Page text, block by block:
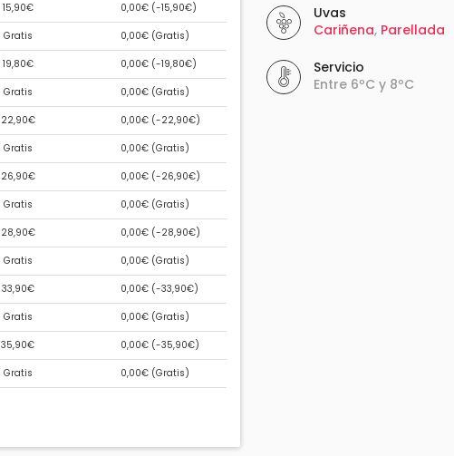
15,90€ 0,00€ (-15,90€)
Gratis 0,00€ (Gratis)
19,80€ 0,00€ (-19,80€)
Gratis 0,00€ (Gratis)
22,90€ 0,00€ (-22,90€)
Gratis 0,00€ (Gratis)
26,90€ 0,00€ (-26,90€)
Gratis 0,00€ (Gratis)
28,90€ 0,00€ (-28,90€)
Gratis 0,00€ (Gratis)
33,90€ 0,00€ (-33,90€)
Gratis 0,00€ (Gratis)
35,90€ 0,00€ (-35,90€)
Gratis 0,00€ (Gratis)
Uvas
Cariñena, Parellada
Servicio
Entre 6ºC y 8ºC